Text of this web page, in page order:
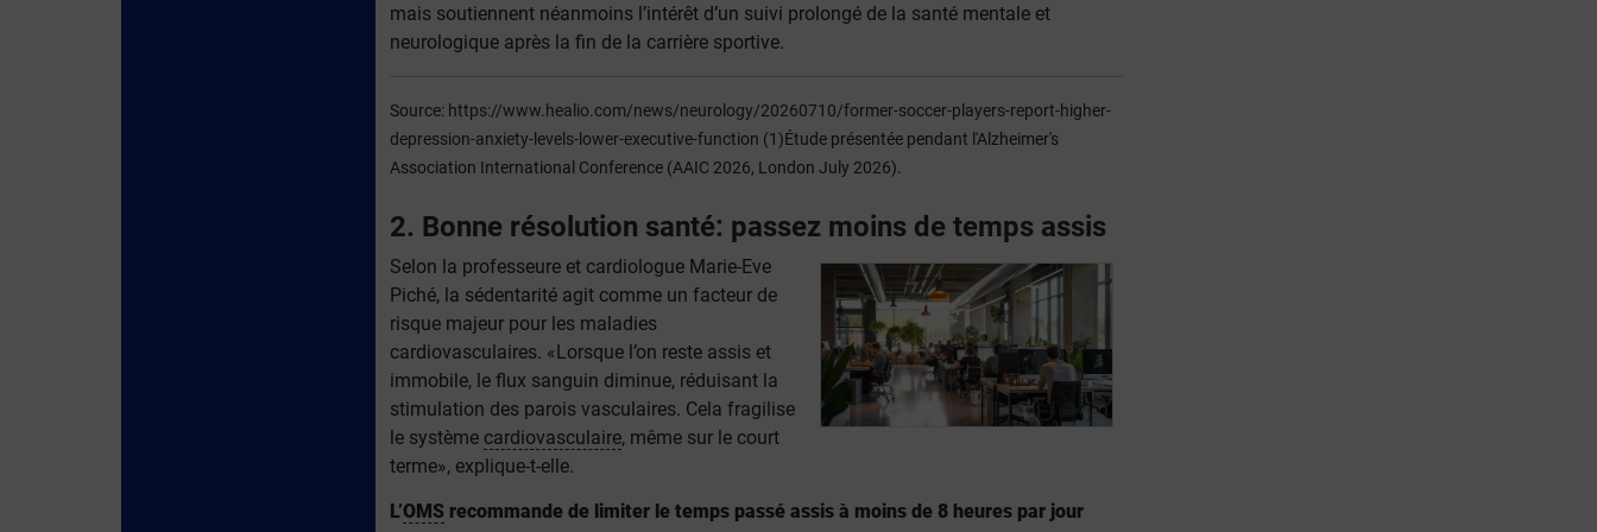
mais soutiennent néanmoins l’intérêt d’un suivi prolongé de la santé mentale et
neurologique après la fin de la carrière sportive.
Source: https://www.healio.com/news/neurology/20260710/former-soccer-players-report-higher-
depression-anxiety-levels-lower-executive-function (1)Étude présentée pendant l'Alzheimer's
Association International Conference (AAIC 2026, London July 2026).
2. Bonne résolution santé: passez moins de temps assis
Selon la professeure et cardiologue Marie-Eve
Piché, la sédentarité agit comme un facteur de
risque majeur pour les maladies
cardiovasculaires. «Lorsque l’on reste assis et
immobile, le flux sanguin diminue, réduisant la
stimulation des parois vasculaires. Cela fragilise
le système cardiovasculaire, même sur le court
terme», explique-t-elle.
L’OMSrecommande de limiter le temps passé assis à moins de 8 heures par jour